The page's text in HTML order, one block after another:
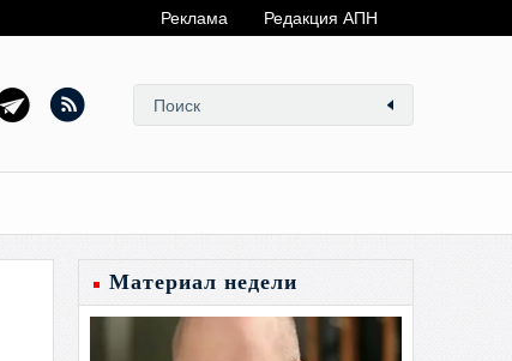
Реклама Редакция АПН
Материал недели